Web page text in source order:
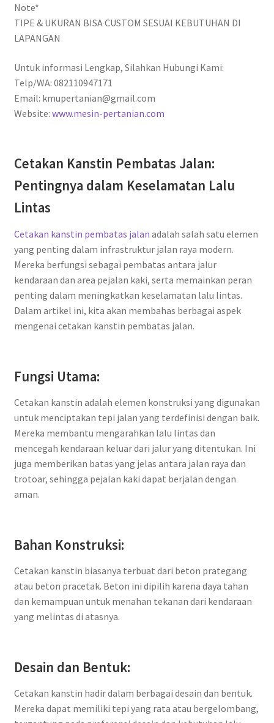
Note*
TIPE & UKURAN BISA CUSTOM SESUAI KEBUTUHAN DI
LAPANGAN
Untuk informasi Lengkap, Silahkan Hubungi Kami:
Telp/WA: 082110947171
Email: kmupertanian@gmail.com
Website: www.mesin-pertanian.com
Cetakan Kanstin Pembatas Jalan:
Pentingnya dalam Keselamatan Lalu
Lintas
Cetakan kanstin pembatas jalan adalah salah satu elemen
yang penting dalam infrastruktur jalan raya modern.
Mereka berfungsi sebagai pembatas antara jalur
kendaraan dan area pejalan kaki, serta memainkan peran
penting dalam meningkatkan keselamatan lalu lintas.
Dalam artikel ini, kita akan membahas berbagai aspek
mengenai cetakan kanstin pembatas jalan.
Fungsi Utama:
Cetakan kanstin adalah elemen konstruksi yang digunakan
untuk menciptakan tepi jalan yang terdefinisi dengan baik.
Mereka membantu mengarahkan lalu lintas dan
mencegah kendaraan keluar dari jalur yang ditentukan. Ini
juga memberikan batas yang jelas antara jalan raya dan
trotoar, sehingga pejalan kaki dapat berjalan dengan
aman.
Bahan Konstruksi:
Cetakan kanstin biasanya terbuat dari beton prategang
atau beton pracetak. Beton ini dipilih karena daya tahan
dan kemampuan untuk menahan tekanan dari kendaraan
yang melintas di atasnya.
Desain dan Bentuk:
Cetakan kanstin hadir dalam berbagai desain dan bentuk.
Mereka dapat memiliki tepi yang rata atau bergelombang,